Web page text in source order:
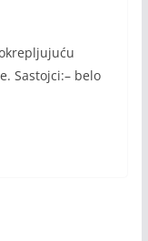
Sastojci:– belo